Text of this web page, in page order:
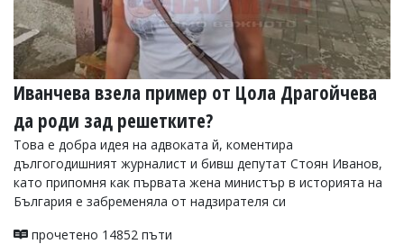
Иванчева взела пример от Цола Драгойчева
да роди зад решетките?
Това е добра идея на адвоката й, коментира
дългогодишният журналист и бивш депутат Стоян Иванов,
като припомня как първата жена министър в историята на
България е забременяла от надзирателя си
прочетено 14852 пъти